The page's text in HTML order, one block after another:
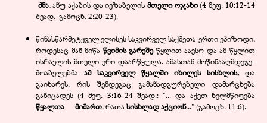
ძმა, ანუ აქაბის და იეზაბელისმთელი ოჯახი(4 მეფ. 10:12-14
შეად. გამოცხ. 2:20-23).
წინასწარმეტყველ ელისეს საკვირველ საქმეთა ერთი ეპიზოდი,
როდესაც მან მიწა წვიმის გარეშეწყლით აავსო და ამ წყლით
ისრაელის მთელი ერი დაარწყულა. ამასთან მოწინააღმდეგე-
მოაბელებმა ამ საკვირველ წყალში იხილეს სისხლის, და
გაიხარეს, რის შემდეგაც გამანადგურებელი დამარცხება
განიცადეს (4 მეფ. 3:16-24 შეად.: "... და აქვთ ხელმწიფება
წყალთა მიმართ, რათა სისხლად აქციონ..." (გამოცხ. 11:6).